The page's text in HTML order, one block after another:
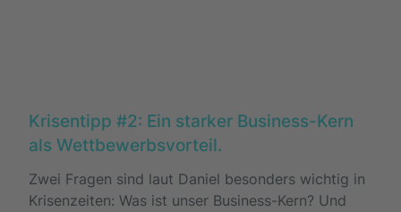
Krisentipp #2: Ein starker Business-Kern
als Wettbewerbsvorteil.
Zwei Fragen sind laut Daniel besonders wichtig in
Krisenzeiten: Was ist unser Business-Kern? Und